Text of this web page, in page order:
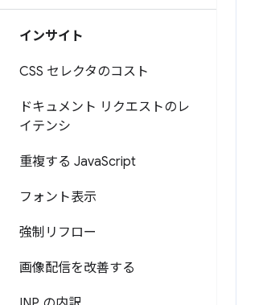
インサイト
CSS セレクタのコスト
ドキュメント リクエストのレ
イテンシ
重複する JavaScript
フォント表示
強制リフロー
画像配信を改善する